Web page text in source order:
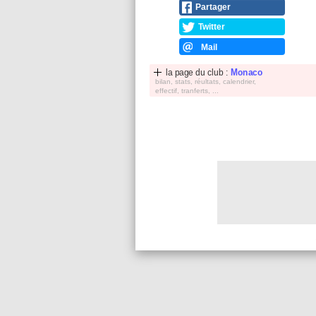
Partager
Twitter
Mail
la page du club : Monaco
bilan, stats, réultats, calendrier,
effectif, tranferts, ...